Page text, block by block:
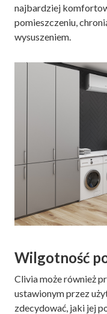
najbardziej
pomieszczeniu,
wysuszeniem.
Wilgotność
Clivia może również
ustawionym przez
zdecydować, jaki jej